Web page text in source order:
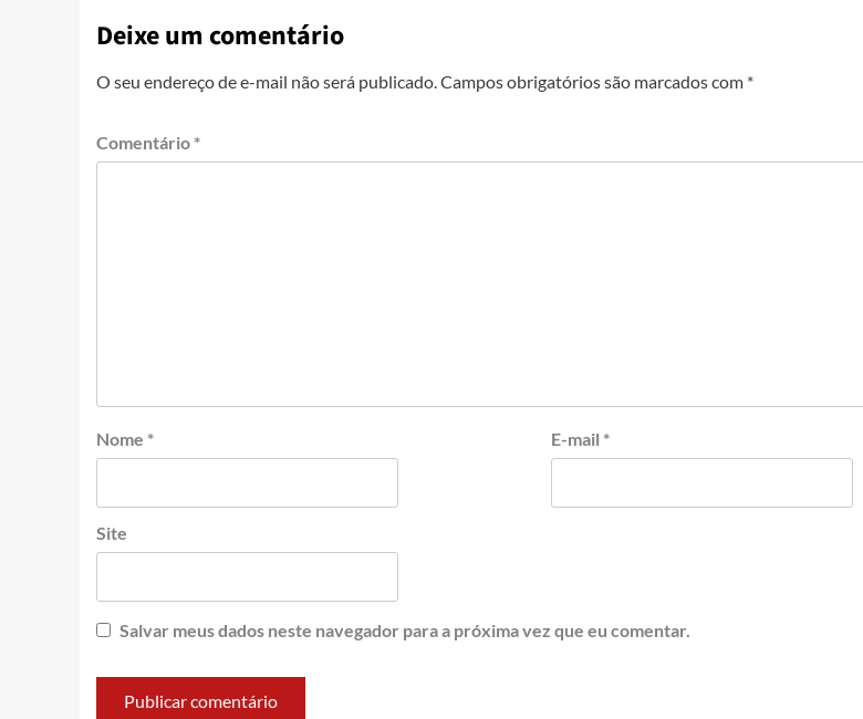
Deixe um comentário
O seu endereço de e-mail não será publicado.Campos obrigatórios são marcados com *
Comentário *
Nome * E-mail *
Site
Salvar meus dados neste navegador para a próxima vez que eu comentar.